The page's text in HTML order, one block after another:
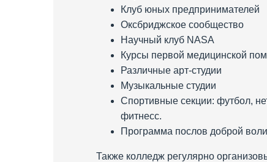
Клуб юных предпринимателей
Оксбриджское сообщество
Научный клуб NASA
Курсы первой медицинской
Различные арт-студии
Музыкальные студии
Спортивные секции: футбол,
фитнесс.
Программа послов доброй
Также колледж регулярно